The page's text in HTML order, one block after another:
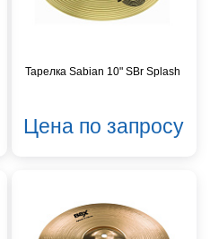
Тарелка Sabian 10" SBr Splash
Цена по запросу